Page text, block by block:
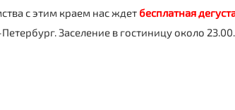
с этим краем нас ждет бесплатная
Заселение в гостиницу около